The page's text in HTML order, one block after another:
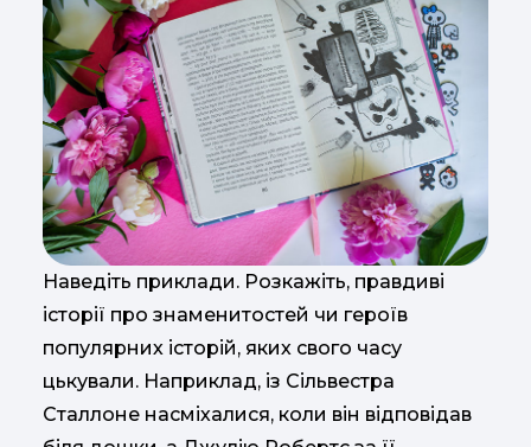
Наведіть приклади. Розкажіть, правдиві
історії про знаменитостей чи героїв
популярних історій, яких свого часу
цькували. Наприклад, із Сільвестра
Сталлоне насміхалися, коли він відповідав